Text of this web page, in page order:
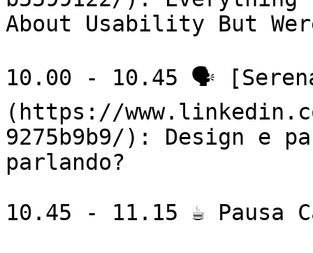
About Usability But
10.00 - 10.45 🗣
(https://
9275b9b9/): Design e
parlando?
10.45 - 11.15 ☕ Pausa